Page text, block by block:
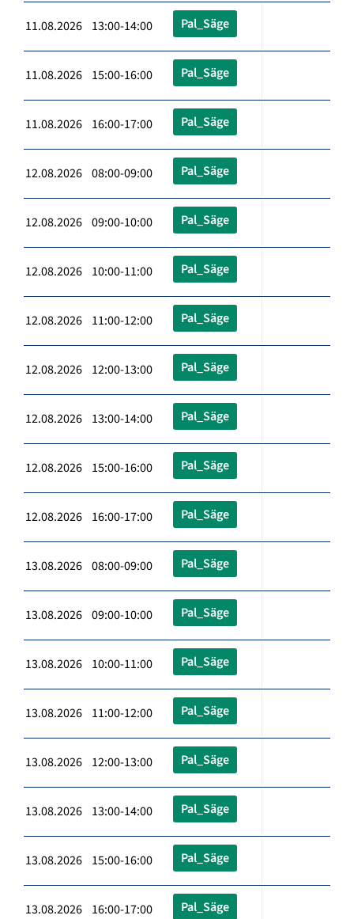
11.08.2026 13:00-14:00 Pal_Säge
11.08.2026 15:00-16:00 Pal_Säge
11.08.2026 16:00-17:00 Pal_Säge
12.08.2026 08:00-09:00 Pal_Säge
12.08.2026 09:00-10:00 Pal_Säge
12.08.2026 10:00-11:00 Pal_Säge
12.08.2026 11:00-12:00 Pal_Säge
12.08.2026 12:00-13:00 Pal_Säge
12.08.2026 13:00-14:00 Pal_Säge
12.08.2026 15:00-16:00 Pal_Säge
12.08.2026 16:00-17:00 Pal_Säge
13.08.2026 08:00-09:00 Pal_Säge
13.08.2026 09:00-10:00 Pal_Säge
13.08.2026 10:00-11:00 Pal_Säge
13.08.2026 11:00-12:00 Pal_Säge
13.08.2026 12:00-13:00 Pal_Säge
13.08.2026 13:00-14:00 Pal_Säge
13.08.2026 15:00-16:00 Pal_Säge
13.08.2026 16:00-17:00 Pal_Säge